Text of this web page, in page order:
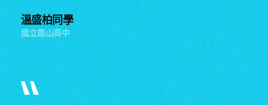
溫盛柏同學
國立鳳山高中